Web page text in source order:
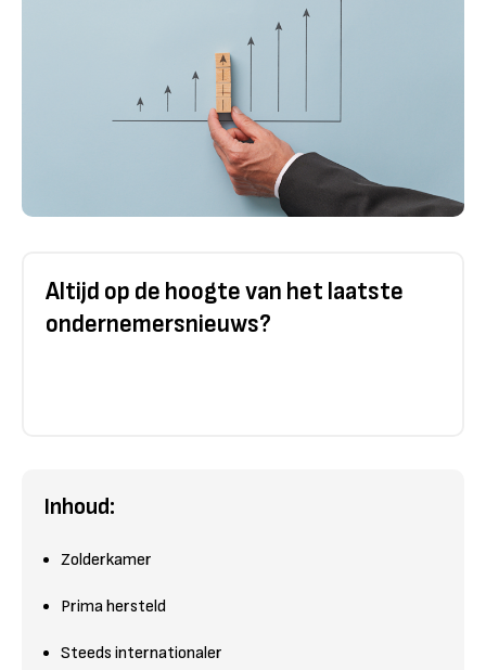
Altijd op de hoogte van het laatste
ondernemersnieuws?
Inhoud:
Zolderkamer
Prima hersteld
Steeds internationaler